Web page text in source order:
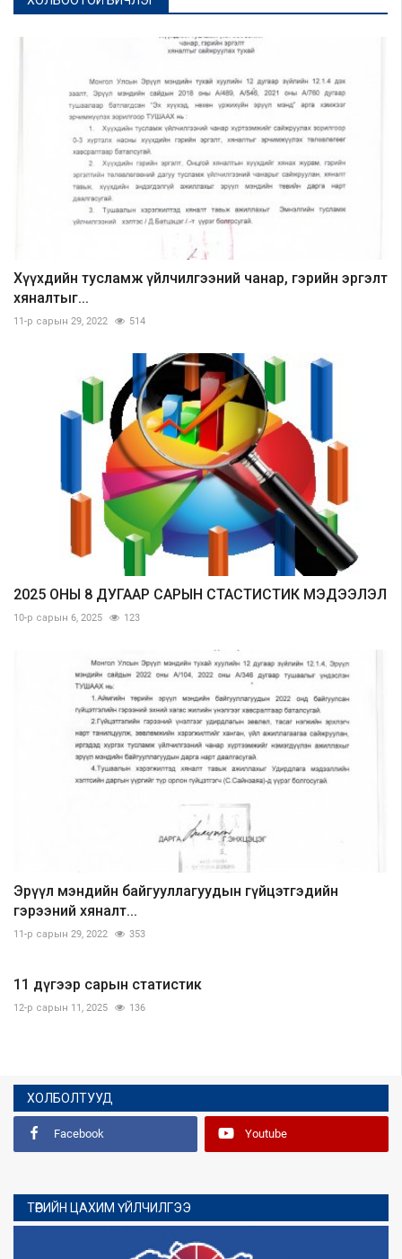
Хүүхдийн тусламж үйлчилгээний чанар, гэрийн эргэлт
хяналтыг...
11-р сарын 29, 2022 514
2025 ОНЫ 8 ДУГААР САРЫН СТАСТИСТИК МЭДЭЭЛЭЛ
10-р сарын 6, 2025 123
Эрүүл мэндийн байгууллагуудын гүйцэтгэдийн
гэрээний хяналт...
11-р сарын 29, 2022 353
11 дүгээр сарын статистик
12-р сарын 11, 2025 136
ХОЛБОЛТУУД
Facebook Youtube
ТӨРИЙН ЦАХИМ ҮЙЛЧИЛГЭЭ